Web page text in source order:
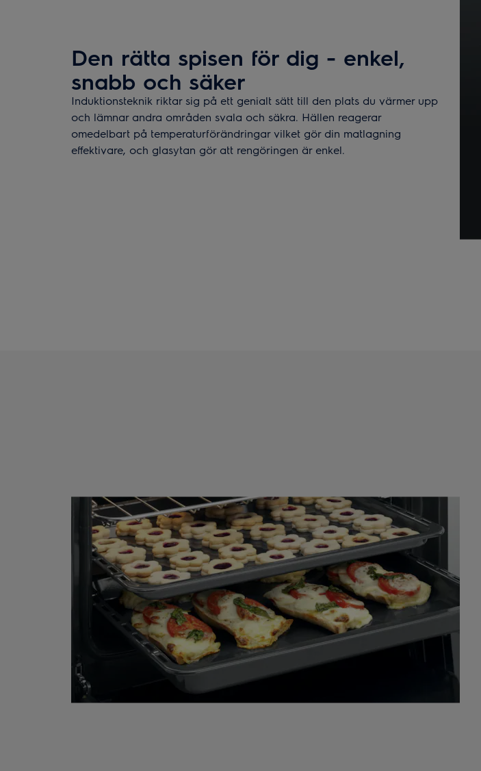
Den rätta spisen för dig - enkel,
snabb och säker
Induktionsteknik riktar sig på ett genialt sätt till den plats du värmer upp
och lämnar andra områden svala och säkra. Hällen reagerar
omedelbart på temperaturförändringar vilket gör din matlagning
effektivare, och glasytan gör att rengöringen är enkel.